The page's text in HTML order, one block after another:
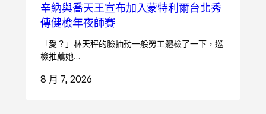
辛納與喬天王宣布加入蒙特利爾台北秀
傳健檢年夜師賽
「愛？」林天秤的臉抽動一般勞工體檢了一下，巡
檢推薦她…
8 月 7, 2026